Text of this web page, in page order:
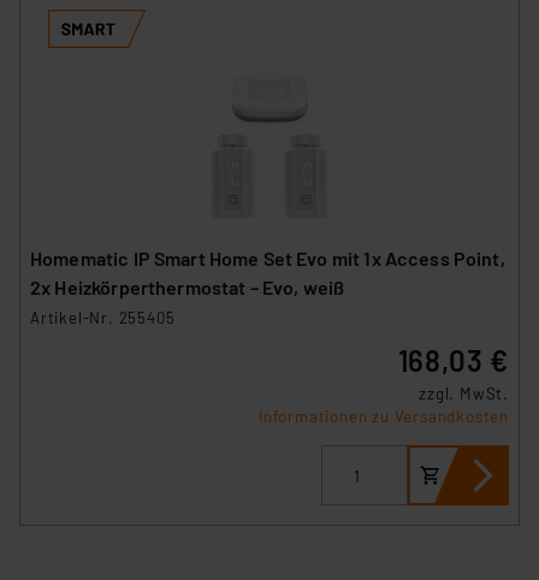
Homematic IP Smart Home Set Evo mit 1x Access Point,
2x Heizkörperthermostat – Evo, weiß
Artikel-Nr. 255405
168,03 €
zzgl. MwSt.
Informationen zu Versandkosten